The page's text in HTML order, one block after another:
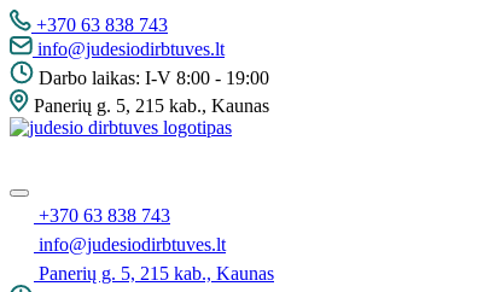
Pereiti
į
turinį
+370 63 838 743
info@judesiodirbtuves.lt
Darbo laikas: I-V 8:00 - 19:00
Panerių g. 5, 215 kab., Kaunas
Meniu
+370 63 838 743
info@judesiodirbtuves.lt
Panerių g. 5, 215 kab., Kaunas